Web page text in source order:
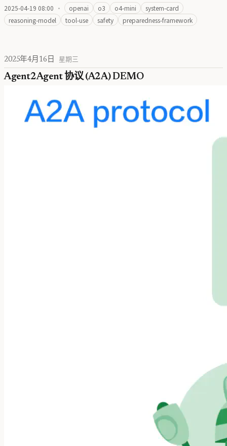
2025-04-19 08:00 · openai o3 o4-mini
system-card
reasoning-model
tool-use safety preparedness-framework
2025年4月16日 星期三
Agent2Agent 协议 (A2A) DEMO